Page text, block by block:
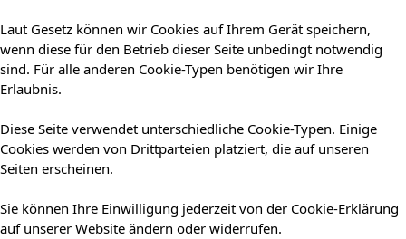
Laut Gesetz können wir Cookies auf Ihrem Gerät speichern,
wenn diese für den Betrieb dieser Seite unbedingt notwendig
sind. Für alle anderen Cookie-Typen benötigen wir Ihre
Erlaubnis.
Diese Seite verwendet unterschiedliche Cookie-Typen. Einige
Cookies werden von Drittparteien platziert, die auf unseren
Seiten erscheinen.
Sie können Ihre Einwilligung jederzeit von der Cookie-Erklärung
auf unserer Website ändern oder widerrufen.